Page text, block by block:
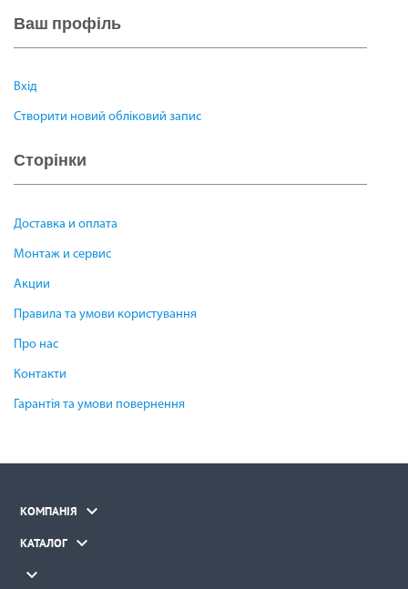
Ваш профіль
Вхід
Створити новий обліковий запис
Сторінки
Доставка и оплата
Монтаж и сервис
Акции
Правила та умови користування
Про нас
Контакти
Гарантія та умови повернення
КОМПАНІЯ 
КАТАЛОГ 
